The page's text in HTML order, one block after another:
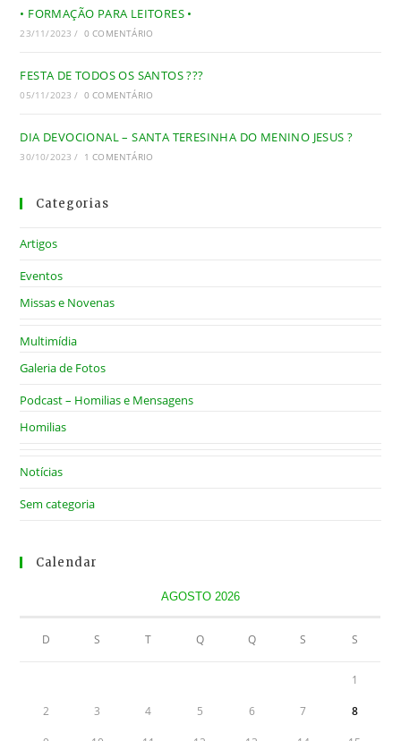
• FORMAÇÃO PARA LEITORES •
23/11/2023 / 0 COMENTÁRIO
FESTA DE TODOS OS SANTOS ???
05/11/2023 / 0 COMENTÁRIO
DIA DEVOCIONAL – SANTA TERESINHA DO MENINO JESUS ?
30/10/2023 / 1 COMENTÁRIO
Categorias
Artigos
Eventos
Missas e Novenas
Multimídia
Galeria de Fotos
Podcast – Homilias e Mensagens
Homilias
Notícias
Sem categoria
Calendar
AGOSTO 2026
D S T Q Q S S
1
2 3 4 5 6 7 8